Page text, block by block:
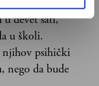
kazala kako je
devet sati,
u školi.
psihički
nego da bude